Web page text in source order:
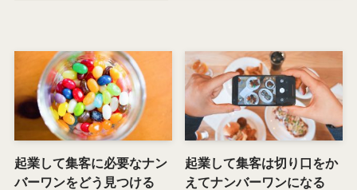
起業して集客に必要なナン
バーワンをどう見つける
起業して集客は切り口をか
えてナンバーワンになる